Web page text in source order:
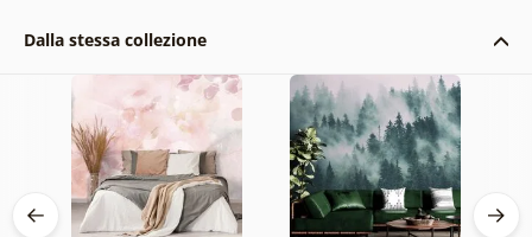
Dalla stessa collezione